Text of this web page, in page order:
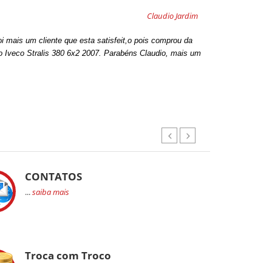
mais um cliente que esta satisfeit,o pois comprou da
Iveco Stralis 380 6x2 2007. Parabéns Claudio, mais um
Claudio Jardim
CONTATOS
...saiba mais
Troca com Troco